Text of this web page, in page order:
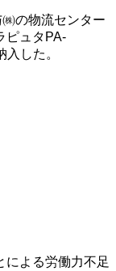
の物流センター
ピュタPA-
した。
による労働力不足